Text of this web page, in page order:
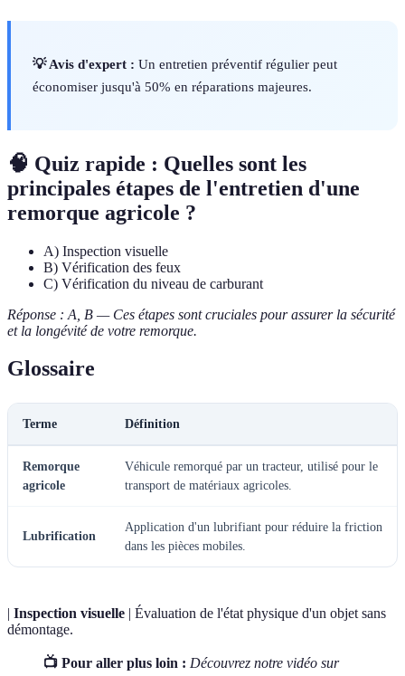
💡 Avis d'expert : Un entretien préventif régulier peut
économiser jusqu'à 50% en réparations majeures.
🧠 Quiz rapide : Quelles sont les
principales étapes de l'entretien d'une
remorque agricole ?
A) Inspection visuelle
B) Vérification des feux
C) Vérification du niveau de carburant
Réponse : A, B — Ces étapes sont cruciales pour assurer la sécurité
et la longévité de votre remorque.
Glossaire
Terme Définition
Remorque
agricole
Véhicule remorqué par un tracteur, utilisé pour le
transport de matériaux agricoles.
Lubrification
Application d'un lubrifiant pour réduire la friction
dans les pièces mobiles.
Inspection visuelle | Évaluation de l'état physique d'un objet sans
démontage.
📺 Pour aller plus loin : Découvrez notre vidéo sur